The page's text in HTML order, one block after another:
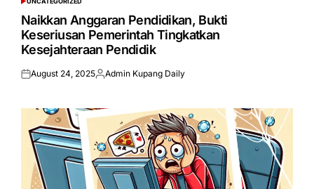
POSTED
INNaikkan Anggaran Pendidikan, Bukti
Keseriusan Pemerintah Tingkatkan
Kesejahteraan Pendidik
Posted
August 24, 2025Posted
Admin Kupang Daily